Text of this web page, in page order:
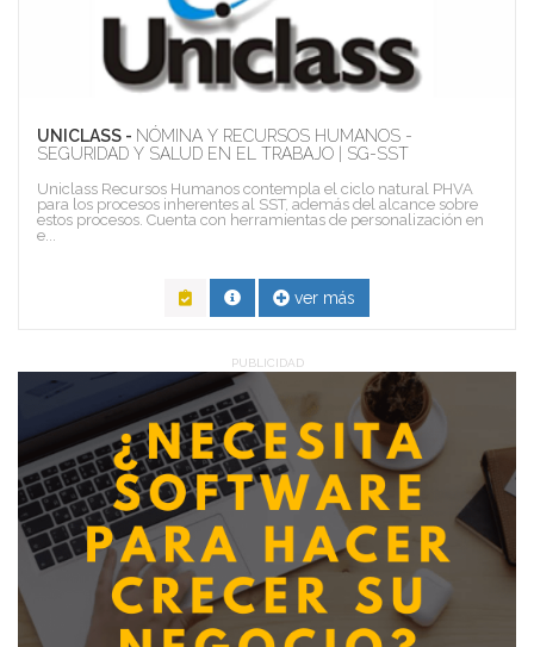
UNICLASS - NÓMINA Y RECURSOS HUMANOS -
SEGURIDAD Y SALUD EN EL TRABAJO | SG-SST
Uniclass Recursos Humanos contempla el ciclo natural PHVA
para los procesos inherentes al SST, además del alcance sobre
estos procesos. Cuenta con herramientas de personalización en
e...
ver más
PUBLICIDAD